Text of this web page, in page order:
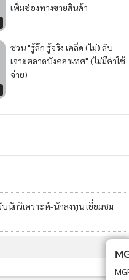
เพิ่มช่องทางขายสินค้า
ชวน "รู้ลึก รู้จริง เคล็ด (ไม่) ลับ
เจาะตลาดบังคลาเทศ" (ไม่มีค่าใช้
จ่าย)
นักวิเคราะห์-นักลงทุน เยี่ยมชม